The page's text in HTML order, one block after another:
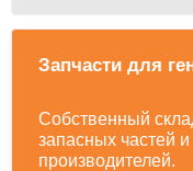
Запчасти для
Собственный
запасных частей
производителей.